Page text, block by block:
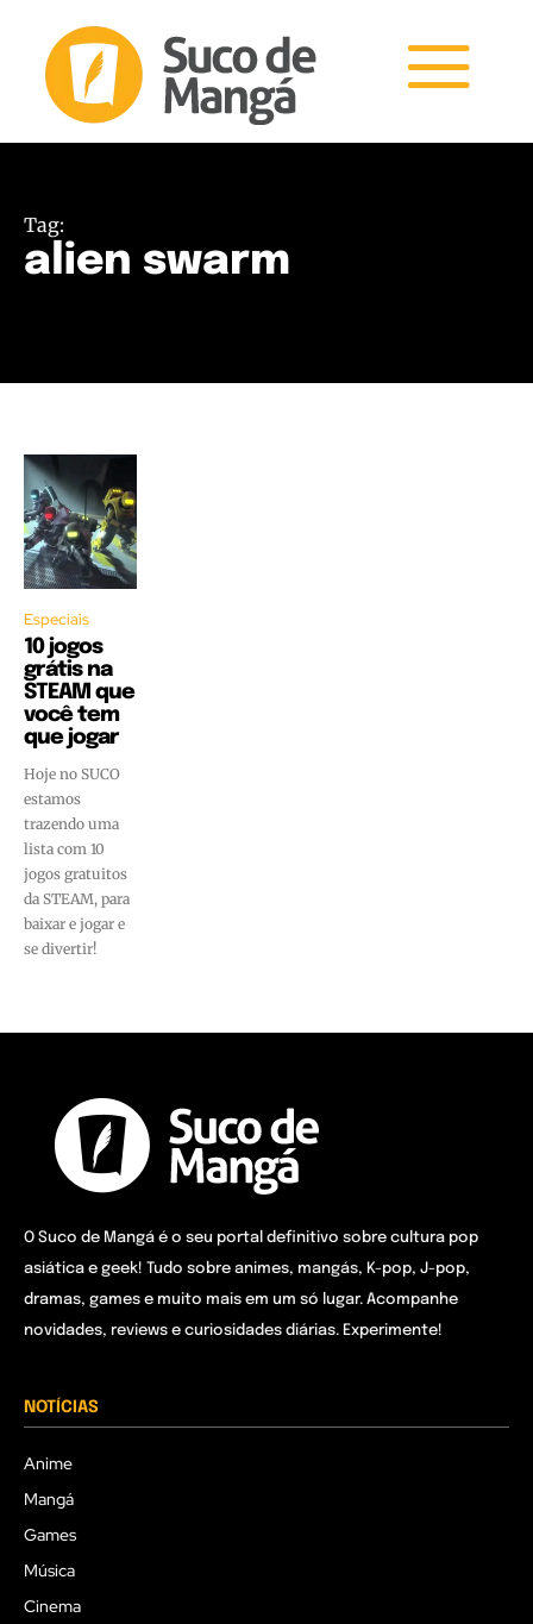
Tag:
alien swarm
Especiais
10 jogos
grátis na
STEAM que
você tem
que jogar
Hoje no SUCO
estamos
trazendo uma
lista com 10
jogos gratuitos
da STEAM, para
baixar e jogar e
se divertir!
O Suco de Mangá é o seu portal definitivo sobre cultura pop
asiática e geek! Tudo sobre animes, mangás, K-pop, J-pop,
dramas, games e muito mais em um só lugar. Acompanhe
novidades, reviews e curiosidades diárias. Experimente!
NOTÍCIAS
Anime
Mangá
Games
Música
Cinema